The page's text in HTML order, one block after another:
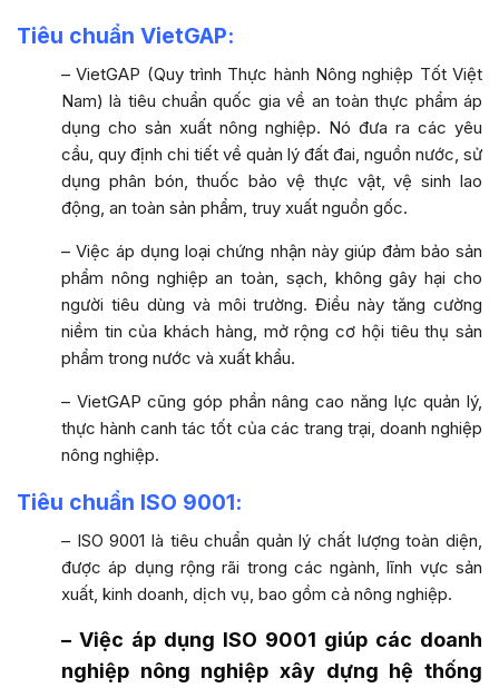
Tiêu chuẩn VietGAP:
– VietGAP (Quy trình Thực hành Nông nghiệp Tốt Việt
Nam) là tiêu chuẩn quốc gia về an toàn thực phẩm áp
dụng cho sản xuất nông nghiệp. Nó đưa ra các yêu
cầu, quy định chi tiết về quản lý đất đai, nguồn nước, sử
dụng phân bón, thuốc bảo vệ thực vật, vệ sinh lao
động, an toàn sản phẩm, truy xuất nguồn gốc.
– Việc áp dụng loại chứng nhận này giúp đảm bảo sản
phẩm nông nghiệp an toàn, sạch, không gây hại cho
người tiêu dùng và môi trường. Điều này tăng cường
niềm tin của khách hàng, mở rộng cơ hội tiêu thụ sản
phẩm trong nước và xuất khẩu.
– VietGAP cũng góp phần nâng cao năng lực quản lý,
thực hành canh tác tốt của các trang trại, doanh nghiệp
nông nghiệp.
Tiêu chuẩn ISO 9001:
– ISO 9001 là tiêu chuẩn quản lý chất lượng toàn diện,
được áp dụng rộng rãi trong các ngành, lĩnh vực sản
xuất, kinh doanh, dịch vụ, bao gồm cả nông nghiệp.
– Việc áp dụng ISO 9001 giúp các doanh
nghiệp nông nghiệp xây dựng hệ thống